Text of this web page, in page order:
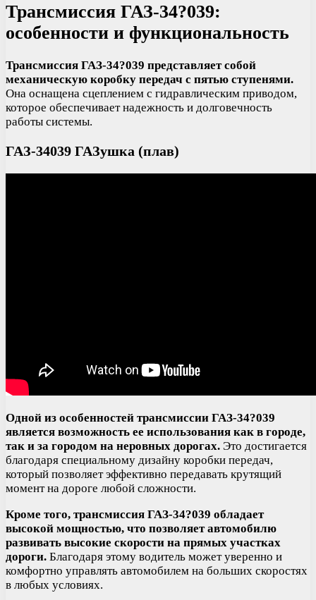
Трансмиссия ГАЗ-34?039:
особенности и функциональность
Трансмиссия ГАЗ-34?039 представляет собой
механическую коробку передач с пятью ступенями.
Она оснащена сцеплением с гидравлическим приводом,
которое обеспечивает надежность и долговечность
работы системы.
ГАЗ-34039 ГАЗушка (плав)
Одной из особенностей трансмиссии ГАЗ-34?039
является возможность ее использования как в городе,
так и за городом на неровных дорогах. Это достигается
благодаря специальному дизайну коробки передач,
который позволяет эффективно передавать крутящий
момент на дороге любой сложности.
Кроме того, трансмиссия ГАЗ-34?039 обладает
высокой мощностью, что позволяет автомобилю
развивать высокие скорости на прямых участках
дороги. Благодаря этому водитель может уверенно и
комфортно управлять автомобилем на больших скоростях
в любых условиях.